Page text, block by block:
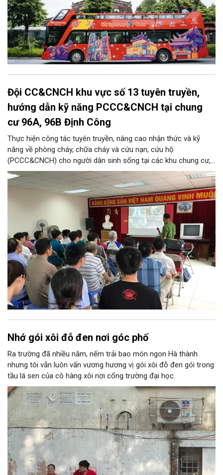
Đội CC&CNCH khu vực số 13 tuyên truyền,
hướng dẫn kỹ năng PCCC&CNCH tại chung
cư 96A, 96B Định Công
Thực hiện công tác tuyên truyền, nâng cao nhận thức và kỹ
năng về phòng cháy, chữa cháy và cứu nạn, cứu hộ
(PCCC&CNCH) cho người dân sinh sống tại các khu chung cư,
ngày 31/7/2026, Đội Cảnh sát chữa cháy và cứu nạn, cứu hộ
khu vực số 13 - Phòng Cảnh sát PCCC&CNCH, Công an thành
phố Hà Nội đã phối hợp với Ban quản lý hai tòa nhà chung cư
96A và 96B Định Công (phường Phương Liệt, thành phố Hà Nội)
tổ chức buổi tuyên truyền, phổ biến kiến thức và kỹ năng về
PCCC&CNCH.
Nhớ gói xôi đỗ đen nơi góc phố
Ra trường đã nhiều năm, nếm trải bao món ngon Hà thành
nhưng tôi vẫn luôn vấn vương hương vị gói xôi đỗ đen gói trong
tầu lá sen của cô hàng xôi nơi cổng trường đại học.